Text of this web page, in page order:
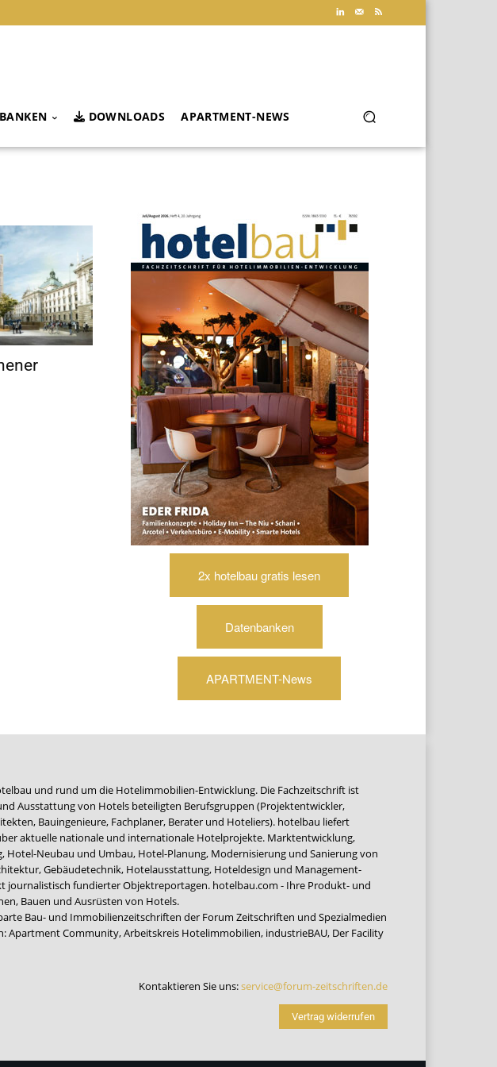
DOWNLOADS APARTMENT-NEWS
2x hotelbau gratis lesen
Datenbanken
APARTMENT-News
und rund um die Hotelimmobilien-Entwicklung. Die Fachzeitschrift ist
Ausstattung von Hotels beteiligten Berufsgruppen (Projektentwickler,
Bauingenieure, Fachplaner, Berater und Hoteliers). hotelbau liefert
aktuelle nationale und internationale Hotelprojekte. Marktentwicklung,
Neubau und Umbau, Hotel-Planung, Modernisierung und Sanierung von
Gebäudetechnik, Hotelausstattung, Hoteldesign und Management-
journalistisch fundierter Objektreportagen. hotelbau.com - Ihre Produkt- und
Bauen und Ausrüsten von Hotels.
Bau- und Immobilienzeitschriften der Forum Zeitschriften und Spezialmedien
Apartment Community,Arbeitskreis Hotelimmobilien, industrieBAU, Der Facility
Kontaktieren Sie uns:service@forum-zeitschriften.de
Vertrag widerrufen